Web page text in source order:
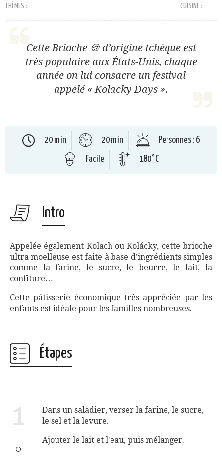
THÈMES : CUISINE :
Cette Brioche 🍪 d’origine tchèque est
très populaire aux États-Unis, chaque
année on lui consacre un festival
appelé « Kolacky Days ».
20 min 20 min
Personnes : 6
Facile
180°C
Intro
Appelée également Kolach ou Kolácky, cette brioche
ultra moelleuse est faite à base d’ingrédients simples
comme la farine, le sucre, le beurre, le lait, la
confiture…
Cette pâtisserie économique très appréciée par les
enfants est idéale pour les familles nombreuses.
Étapes
1
Dans un saladier, verser la farine, le sucre,
le sel et la levure.
Ajouter le lait et l'eau, puis mélanger.